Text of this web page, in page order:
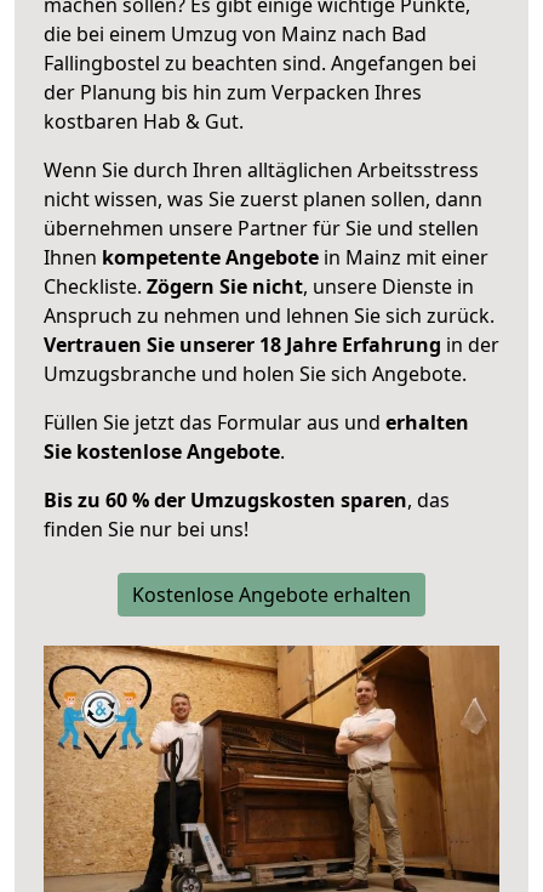
die bei einem Umzug von Mainz nach Bad
Fallingbostel zu beachten sind. Angefangen bei
der Planung bis hin zum Verpacken Ihres
kostbaren Hab & Gut.
Wenn Sie durch Ihren alltäglichen Arbeitsstress
nicht wissen, was Sie zuerst planen sollen, dann
übernehmen unsere Partner für Sie und stellen
Ihnen kompetente Angebote in Mainz mit einer
Checkliste. Zögern Sie nicht, unsere Dienste in
Anspruch zu nehmen und lehnen Sie sich zurück.
Vertrauen Sie unserer 18 Jahre Erfahrung in der
Umzugsbranche und holen Sie sich Angebote.
Füllen Sie jetzt das Formular aus und erhalten
Sie kostenlose Angebote.
Bis zu 60 % der Umzugskosten sparen, das
finden Sie nur bei uns!
Kostenlose Angebote erhalten